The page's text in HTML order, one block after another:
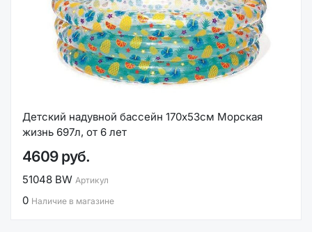
Детский надувной бассейн 170х53см Морская
жизнь 697л, от 6 лет
4609 руб.
51048 BW Артикул
0 Наличие в магазине